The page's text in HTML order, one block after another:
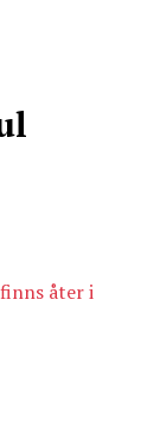
åter i